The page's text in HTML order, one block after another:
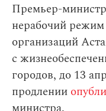
Премьер-
нерабочий
организаций
с
городов, до 13
продлении